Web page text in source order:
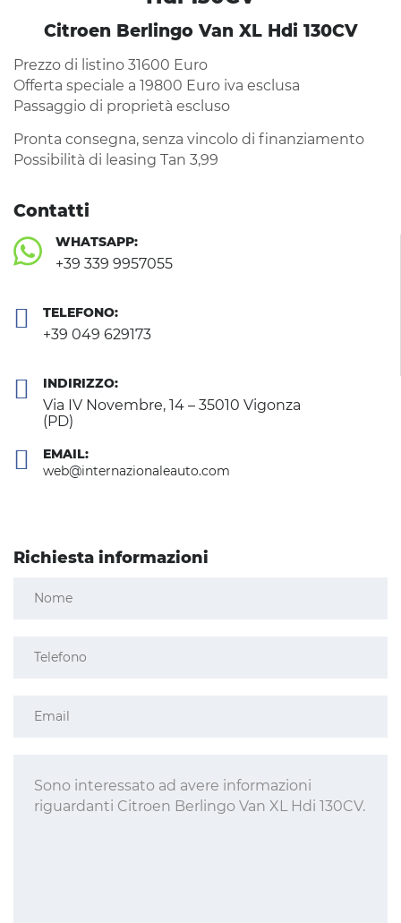
Citroen Berlingo Van XL Hdi 130CV
Prezzo di listino 31600 Euro
Offerta speciale a 19800 Euro iva esclusa
Passaggio di proprietà escluso
Pronta consegna, senza vincolo di finanziamento
Possibilità di leasing Tan 3,99
Contatti
WHATSAPP:
+39 339 9957055
TELEFONO:
+39 049 629173
INDIRIZZO:
Via IV Novembre, 14 – 35010 Vigonza
(PD)
EMAIL:
web@internazionaleauto.com
Richiesta informazioni